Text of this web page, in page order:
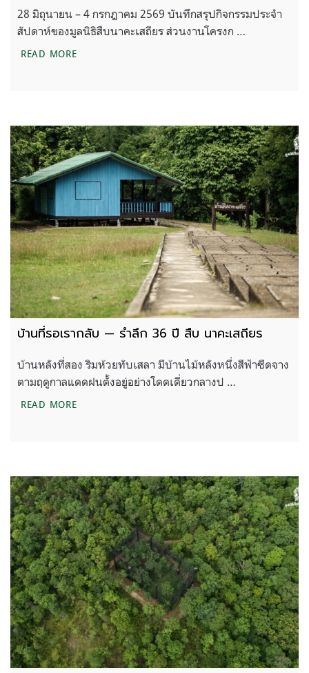
28 มิถุนายน – 4 กรกฎาคม 2569 บันทึกสรุปกิจกรรมประจำ
สัปดาห์ของมูลนิธิสืบนาคะเสถียร ส่วนงานโครงก …
READ MOREON THE ROAD 28 มิถุนายน – 4 กรกฎาคม 2569
บ้านที่รอเรากลับ — รำลึก 36 ปี สืบ นาคะเสถียร
บ้านหลังที่สอง ริมห้วยทับเสลา มีบ้านไม้หลังหนึ่งสีฟ้าซีดจาง
ตามฤดูกาลแดดฝนตั้งอยู่อย่างโดดเดี่ยวกลางป …
READ MOREบ้านที่รอเรากลับ — รำลึก 36 ปี สืบ นาคะเสถียร